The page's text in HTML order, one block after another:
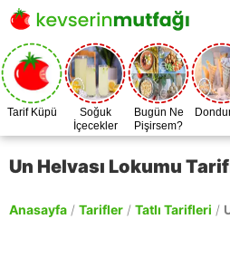
Tarif Küpü
Soğuk
İçecekler
Bugün Ne
Pişirsem?
Un Helvası Lokumu
Anasayfa / Tarifler / Tatlı Tarifleri /